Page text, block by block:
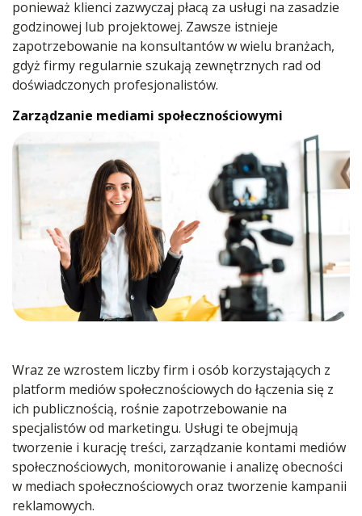
ponieważ klienci zazwyczaj płacą za usługi na zasadzie
godzinowej lub projektowej. Zawsze istnieje
zapotrzebowanie na konsultantów w wielu branżach,
gdyż firmy regularnie szukają zewnętrznych rad od
doświadczonych profesjonalistów.
Zarządzanie mediami społecznościowymi
Wraz ze wzrostem liczby firm i osób korzystających z
platform mediów społecznościowych do łączenia się z
ich publicznością, rośnie zapotrzebowanie na
specjalistów od marketingu. Usługi te obejmują
tworzenie i kurację treści, zarządzanie kontami mediów
społecznościowych, monitorowanie i analizę obecności
w mediach społecznościowych oraz tworzenie kampanii
reklamowych.